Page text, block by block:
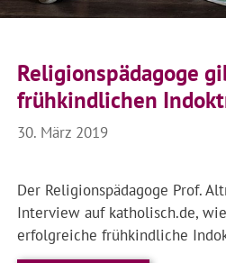
Religionspädagoge
frühkindlichen
30. März 2019
Der Religionspädagoge Prof.
Interview auf katholisch.de,
erfolgreiche frühkindliche